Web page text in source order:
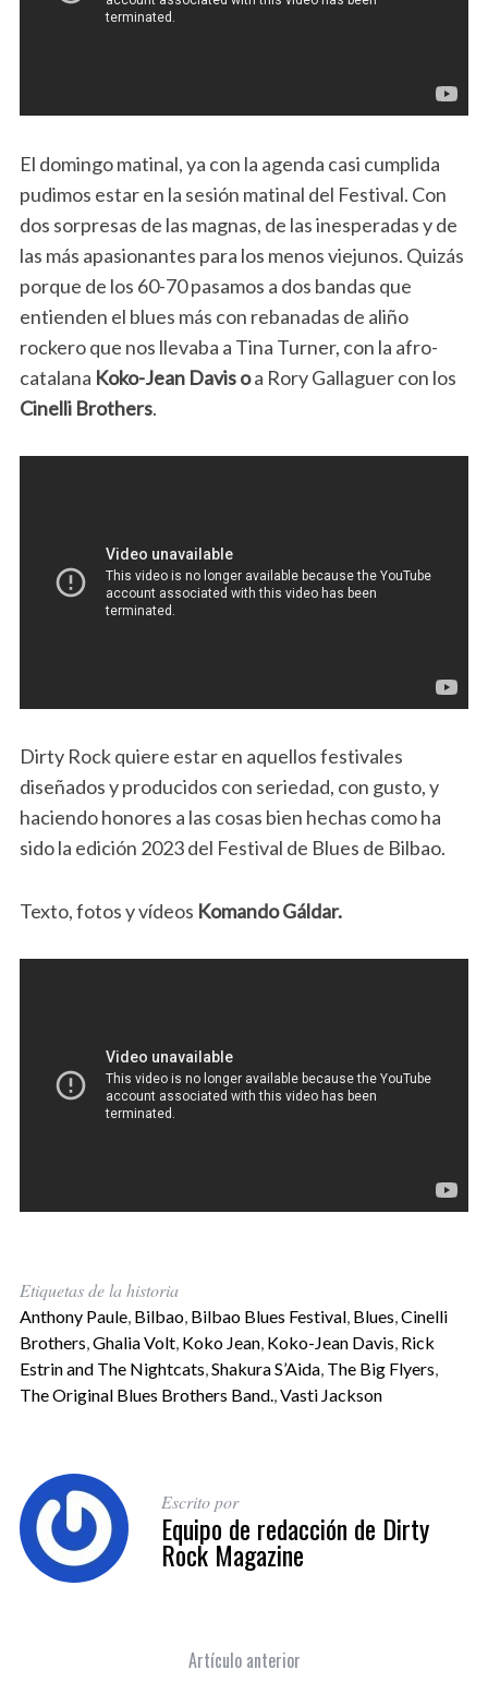
El domingo matinal, ya con la agenda casi cumplida
pudimos estar en la sesión matinal del Festival. Con
dos sorpresas de las magnas, de las inesperadas y de
las más apasionantes para los menos viejunos. Quizás
porque de los 60-70 pasamos a dos bandas que
entienden el blues más con rebanadas de aliño
rockero que nos llevaba a Tina Turner, con la afro-
catalana Koko-Jean Davis oa Rory Gallaguer con los
Cinelli Brothers.
Dirty Rock quiere estar en aquellos festivales
diseñados y producidos con seriedad, con gusto, y
haciendo honores a las cosas bien hechas como ha
sido la edición 2023 del Festival de Blues de Bilbao.
Texto, fotos y vídeos Komando Gáldar.
Etiquetas de la historia
Anthony Paule, Bilbao, Bilbao Blues Festival, Blues,Cinelli
Brothers,Ghalia Volt, Koko Jean, Koko-Jean Davis, Rick
Estrin and The Nightcats,Shakura S’Aida, The Big Flyers,
The Original Blues Brothers Band.,Vasti Jackson
Escrito por
Equipo de redacción de Dirty
Rock Magazine
Artículo anterior